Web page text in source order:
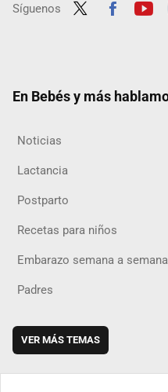
Síguenos
En Bebés y más
Noticias
Lactancia
Postparto
Recetas para niños
Embarazo semana a semana
Padres
VER MÁS TEMAS